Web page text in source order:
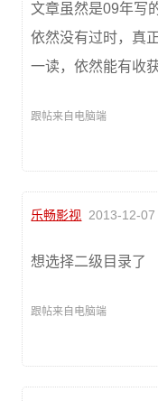
文章虽然是09年写
依然没有过时，真
一读，依然能有收
跟帖来自电脑端
乐畅影视 2013-12-
想选择二级目录了
跟帖来自电脑端